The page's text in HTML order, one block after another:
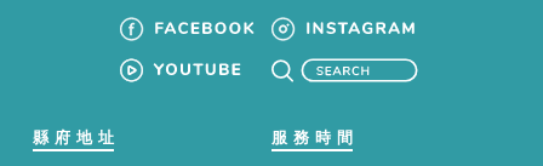
縣府地址 服務時間